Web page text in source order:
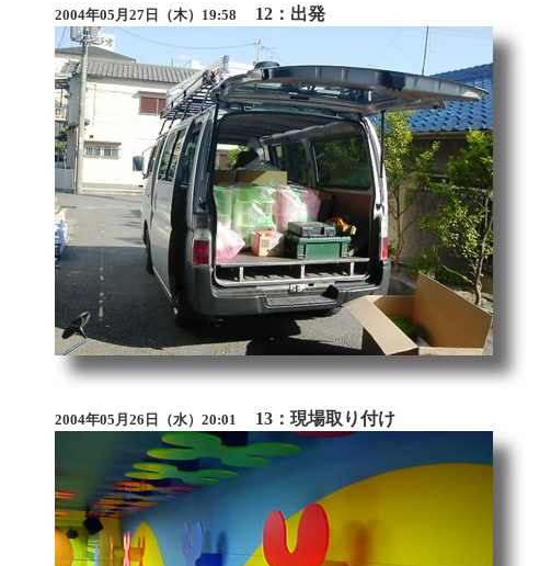
2004年05月27日（木）19:58 12：出発
2004年05月26日（水）20:01 13：現場取り付け